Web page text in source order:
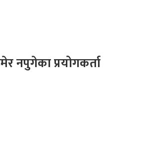
नपुगेका प्रयोगकर्ता